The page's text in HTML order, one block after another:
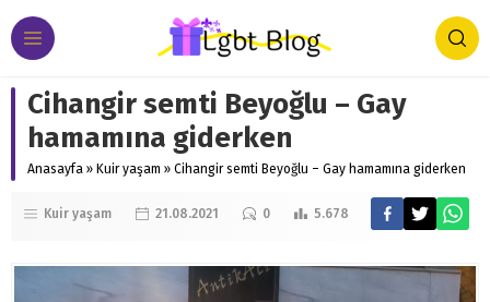
Cihangir semti Beyoğlu – Gay
hamamına giderken
Anasayfa » Kuir yaşam » Cihangir semti Beyoğlu – Gay hamamına giderken
Kuir yaşam 21.08.2021 0 5.678